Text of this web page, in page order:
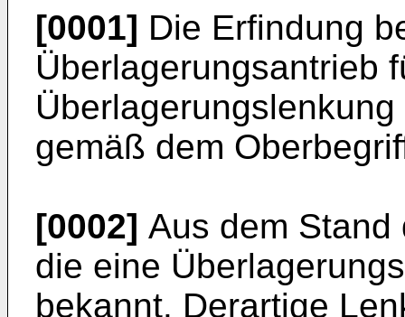
[0001] Die Erfindung
Überlagerungsantrieb
gemäß dem
[0002] Aus dem Stand
die eine
bekannt. Derartige